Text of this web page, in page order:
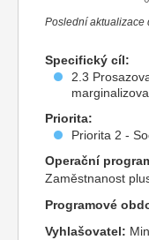
Poslední aktualizace
Specifický cíl:
2.3
Priorita:
Priorita 2 -
Operační
Zaměstnanost
Programové
Vyhlašovatel: